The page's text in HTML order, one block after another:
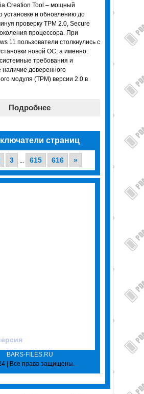
Creation Tool – мощный
установке и обновлению до
проверку TPM 2.0, Secure
процессора. При
11 пользователи столкнулись с
новой ОС, а именно:
требования и
наличие доверенного
модуля (TPM) версии 2.0 в
Подробнее
страниц
3 615 616 »
BARS-FILES.RU
| Все права защищены.